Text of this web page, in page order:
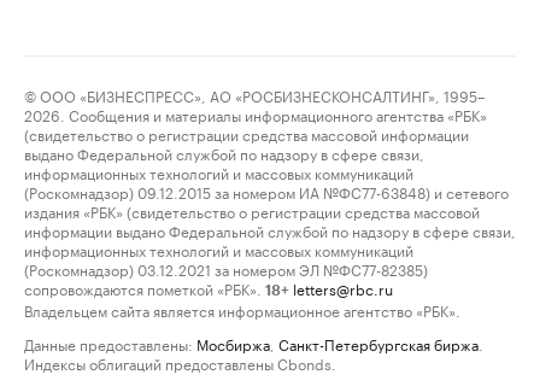
© ООО «БИЗНЕСПРЕСС», АО «РОСБИЗНЕСКОНСАЛТИНГ», 1995–
2026. Сообщения и материалы информационного агентства «РБК»
(свидетельство о регистрации средства массовой информации
выдано Федеральной службой по надзору в сфере связи,
информационных технологий и массовых коммуникаций
(Роскомнадзор) 09.12.2015 за номером ИА №ФС77-63848) и сетевого
издания «РБК» (свидетельство о регистрации средства массовой
информации выдано Федеральной службой по надзору в сфере связи,
информационных технологий и массовых коммуникаций
(Роскомнадзор) 03.12.2021 за номером ЭЛ №ФС77-82385)
сопровождаются пометкой «РБК».
18+ letters@rbc.ru
Владельцем сайта является информационное агентство «РБК».
Данные предоставлены: Мосбиржа Санкт-Петербургская биржа
Индексы облигаций предоставлены Cbonds.